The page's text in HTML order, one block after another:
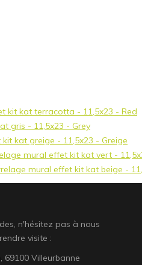
kit kat terracotta - 11,5x23 - Red
gris - 11,5x23 - Grey
kat greige - 11,5x23 - Greige
mural effet kit kat vert -
mural effet kit kat beige -
n'hésitez pas à nous
visite :
69100 Villeurbanne